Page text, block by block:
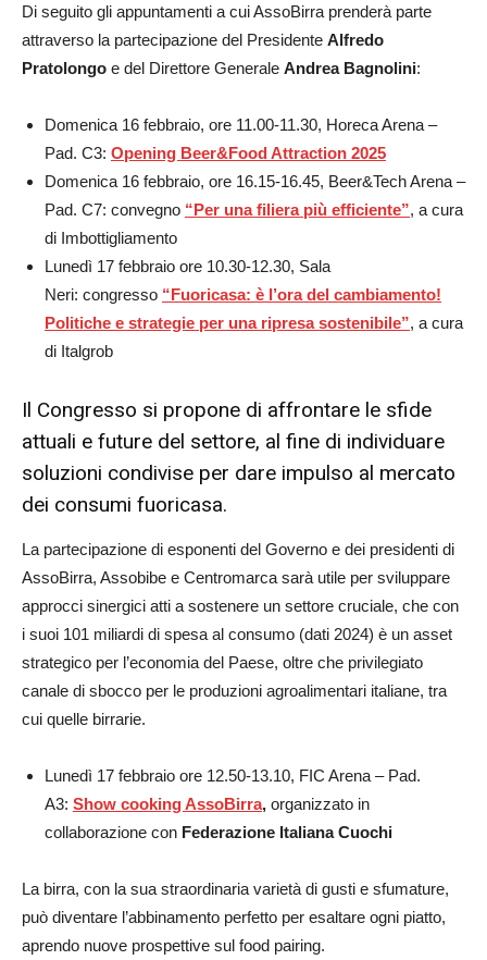
Di seguito gli appuntamenti a cui AssoBirra prenderà parte
attraverso la partecipazione del Presidente Alfredo
Pratolongo e del Direttore Generale Andrea Bagnolini:
Domenica 16 febbraio, ore 11.00-11.30, Horeca Arena –
Pad. C3: Opening Beer&Food Attraction 2025
Domenica 16 febbraio, ore 16.15-16.45, Beer&Tech Arena –
Pad. C7: convegno “Per una filiera più efficiente”, a cura
di Imbottigliamento
Lunedì 17 febbraio ore 10.30-12.30, Sala
Neri: congresso “Fuoricasa: è l’ora del cambiamento!
Politiche e strategie per una ripresa sostenibile”, a cura
di Italgrob
Il Congresso si propone di affrontare le sfide
attuali e future del settore, al fine di individuare
soluzioni condivise per dare impulso al mercato
dei consumi fuoricasa.
La partecipazione di esponenti del Governo e dei presidenti di
AssoBirra, Assobibe e Centromarca sarà utile per sviluppare
approcci sinergici atti a sostenere un settore cruciale, che con
i suoi 101 miliardi di spesa al consumo (dati 2024) è un asset
strategico per l’economia del Paese, oltre che privilegiato
canale di sbocco per le produzioni agroalimentari italiane, tra
cui quelle birrarie.
Lunedì 17 febbraio ore 12.50-13.10, FIC Arena – Pad.
A3: Show cooking AssoBirra, organizzato in
collaborazione con Federazione Italiana Cuochi
La birra, con la sua straordinaria varietà di gusti e sfumature,
può diventare l’abbinamento perfetto per esaltare ogni piatto,
aprendo nuove prospettive sul food pairing.